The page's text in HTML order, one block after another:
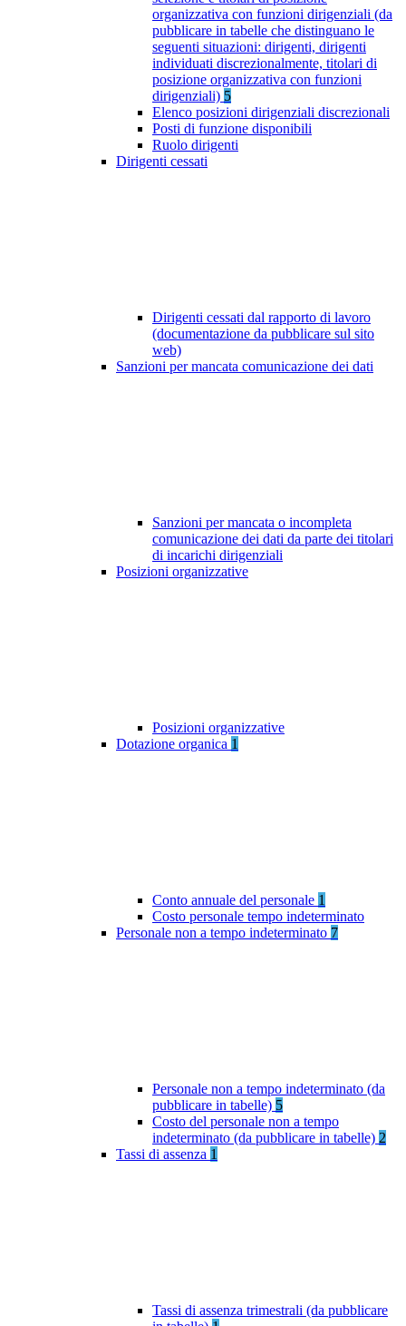
organizzativa con funzioni dirigenziali (da
pubblicare in tabelle che distinguano le
seguenti situazioni: dirigenti, dirigenti
individuati discrezionalmente, titolari di
posizione organizzativa con funzioni
dirigenziali) 5
Elenco posizioni dirigenziali discrezionali
Posti di funzione disponibili
Ruolo dirigenti
Dirigenti cessati
Dirigenti cessati dal rapporto di lavoro
(documentazione da pubblicare sul sito
web)
Sanzioni per mancata comunicazione dei dati
Sanzioni per mancata o incompleta
comunicazione dei dati da parte dei titolari
di incarichi dirigenziali
Posizioni organizzative
Posizioni organizzative
Dotazione organica 1
Conto annuale del personale 1
Costo personale tempo indeterminato
Personale non a tempo indeterminato 7
Personale non a tempo indeterminato (da
pubblicare in tabelle) 5
Costo del personale non a tempo
indeterminato (da pubblicare in tabelle) 2
Tassi di assenza 1
Tassi di assenza trimestrali (da pubblicare